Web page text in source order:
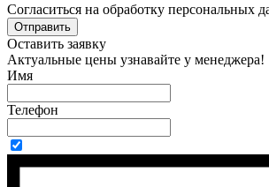
Cогласиться на обработку персональных
Отправить
Оставить заявку
Актуальные цены узнавайте у менеджера!
Имя
Телефон